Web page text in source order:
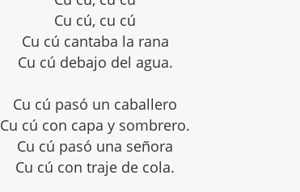
Cu cú, cu cú
Cu cú cantaba la rana
Cu cú debajo del agua.
Cu cú pasó un caballero
Cu cú con capa y sombrero.
Cu cú pasó una señora
Cu cú con traje de cola.